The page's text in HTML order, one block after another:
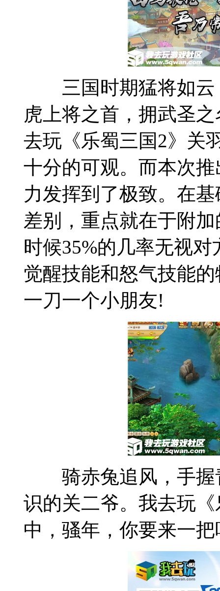
三国时期猛将如云
虎上将之首，拥武圣
去玩《乐蜀三国2》关
十分的可观。而本次
力发挥到了极致。在
差别，重点就在于附
时候35%的几率无视
觉醒技能和怒气技能
一刀一个小朋友!
骑赤兔追风，手握
识的关二爷。我去玩
中，骚年，你要来一把